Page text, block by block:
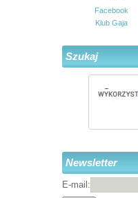
Facebook
Klub Gaja
Szukaj
Newsletter
E-mail: